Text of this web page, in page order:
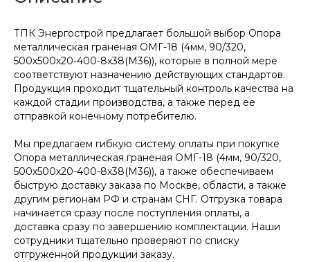
ТПК Энергострой предлагает большой выбор Опора
металлическая граненая ОМГ-18 (4мм, 90/320,
500х500х20-400-8х38(М36)), которые в полной мере
соответствуют назначению действующих стандартов.
Продукция проходит тщательный контроль качества на
каждой стадии производства, а также перед ее
отправкой конечному потребителю.
Мы предлагаем гибкую систему оплаты при покупке
Опора металлическая граненая ОМГ-18 (4мм, 90/320,
500х500х20-400-8х38(М36)), а также обеспечиваем
быструю доставку заказа по Москве, области, а также
другим регионам РФ и странам СНГ. Отгрузка товара
начинается сразу после поступления оплаты, а
доставка сразу по завершению комплектации. Наши
сотрудники тщательно проверяют по списку
отгруженной продукции заказу.